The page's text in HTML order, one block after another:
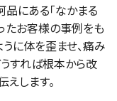
にある「なかまる
たお客様の事例をも
に体を歪ませ、痛み
すれば根本から改
えします。